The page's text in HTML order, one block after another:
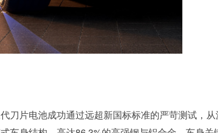
刀片电池成功通过远超新国标标准的严苛测试，